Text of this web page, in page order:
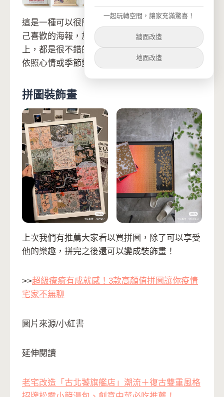
這是一種可以很簡單自製的裝飾畫，只要購買自
己喜歡的海報，放到畫框，或只直接貼在牆壁
上，都是很不錯的選擇！成本不會太高，還可以
依照心情或季節變換！
拼圖裝飾畫
上次我們有推薦大家看以買拼圖，除了可以享受
他的樂趣，拼完之後還可以變成裝飾畫！
>>超級療癒有成就感！3款高顏值拼圖讓你疫情
宅家不無聊
圖片來源/小紅書
延伸閱讀
老宅改造「古北饕旗艦店」潮流＋復古雙重風格
一起玩轉空間，讓家充滿驚喜！
牆面改造
地面改造